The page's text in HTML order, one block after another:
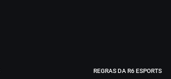
REGRAS DA R6 ESPORTS